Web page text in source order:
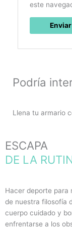
este
Podría
Llena tu armario
ESCAPA
DE LA
Hacer deporte para
de nuestra filosofía
cuerpo cuidado y
enfrentarse a los